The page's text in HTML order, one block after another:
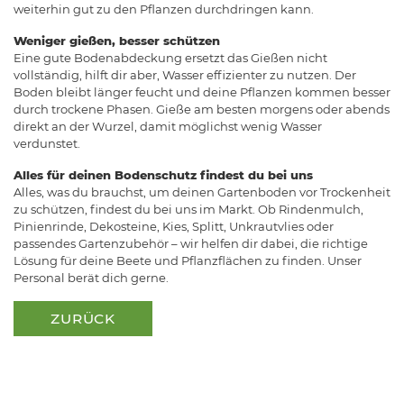
weiterhin gut zu den Pflanzen durchdringen kann.
Weniger gießen, besser schützen
Eine gute Bodenabdeckung ersetzt das Gießen nicht
vollständig, hilft dir aber, Wasser effizienter zu nutzen. Der
Boden bleibt länger feucht und deine Pflanzen kommen besser
durch trockene Phasen. Gieße am besten morgens oder abends
direkt an der Wurzel, damit möglichst wenig Wasser
verdunstet.
Alles für deinen Bodenschutz findest du bei uns
Alles, was du brauchst, um deinen Gartenboden vor Trockenheit
zu schützen, findest du bei uns im Markt. Ob Rindenmulch,
Pinienrinde, Dekosteine, Kies, Splitt, Unkrautvlies oder
passendes Gartenzubehör – wir helfen dir dabei, die richtige
Lösung für deine Beete und Pflanzflächen zu finden. Unser
Personal berät dich gerne.
ZURÜCK